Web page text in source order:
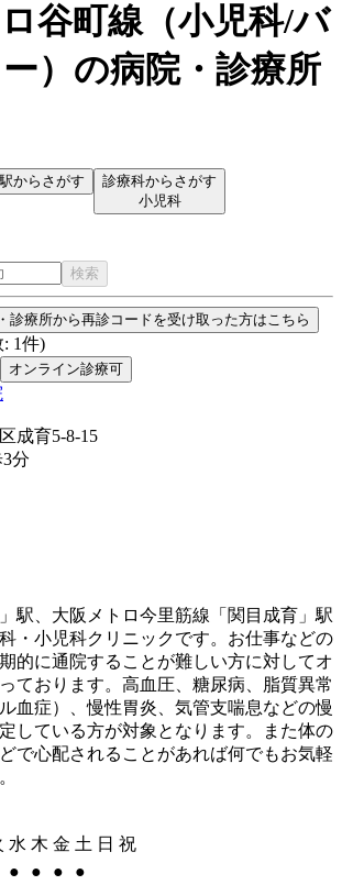
谷町線（小児科/バ
） の病院・診療所
駅からさがす
診療科からさがす
小児科
検索
診療所から再診コードを受け取った方はこちら
: 1件)
オンライン診療可
成育5-8-15
3分
駅、大阪メトロ今里筋線「関目成育」駅
・小児科クリニックです。お仕事などの
的に通院することが難しい方に対してオ
ております。高血圧、糖尿病、脂質異常
血症）、慢性胃炎、気管支喘息などの慢
している方が対象となります。また体の
で心配されることがあれば何でもお気軽
水 木 金 土 日 祝
● ● ●
●